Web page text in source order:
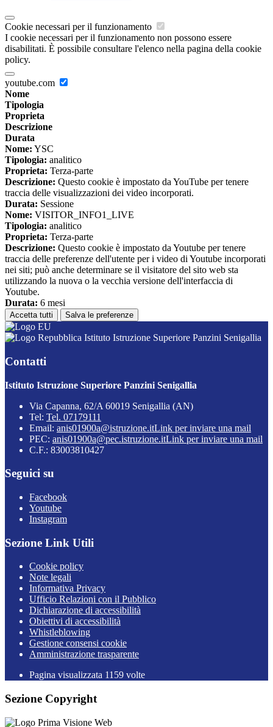
Cookie necessari per il funzionamento
I cookie necessari per il funzionamento non possono essere
disabilitati. È possibile consultare l'elenco nella pagina della cookie
policy.
youtube.com
Nome
Tipologia
Proprieta
Descrizione
Durata
Nome: YSC
Tipologia: analitico
Proprieta: Terza-parte
Descrizione: Questo cookie è impostato da YouTube per tenere
traccia delle visualizzazioni dei video incorporati.
Durata: Sessione
Nome: VISITOR_INFO1_LIVE
Tipologia: analitico
Proprieta: Terza-parte
Descrizione: Questo cookie è impostato da Youtube per tenere
traccia delle preferenze dell'utente per i video di Youtube incorporati
nei siti; può anche determinare se il visitatore del sito web sta
utilizzando la nuova o la vecchia versione dell'interfaccia di
Youtube.
Durata: 6 mesi
Accetta tutti Salva le preferenze
Istituto Istruzione Superiore Panzini Senigallia
Contatti
Istituto Istruzione Superiore Panzini Senigallia
Via Capanna, 62/A 60019 Senigallia (AN)
Tel: Tel. 07179111
Email: anis01900a@istruzione.itLink per inviare una mail
PEC: anis01900a@pec.istruzione.itLink per inviare una mail
C.F.: 83003810427
Seguici su
Facebook
Youtube
Instagram
Sezione Link Utili
Cookie policy
Note legali
Informativa Privacy
Ufficio Relazioni con il Pubblico
Dichiarazione di accessibilità
Obiettivi di accessibilità
Whistleblowing
Gestione consensi cookie
Amministrazione trasparente
Pagina visualizzata 1159 volte
Sezione Copyright